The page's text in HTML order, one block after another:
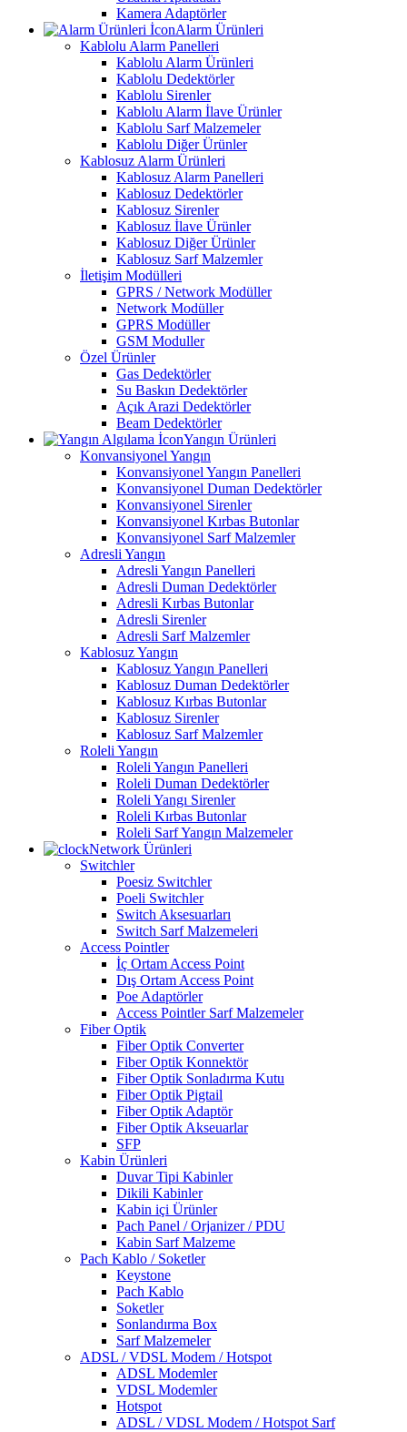
Kamera Adaptörler
Alarm Ürünleri
Kablolu Alarm Panelleri
Kablolu Alarm Ürünleri
Kablolu Dedektörler
Kablolu Sirenler
Kablolu Alarm İlave Ürünler
Kablolu Sarf Malzemeler
Kablolu Diğer Ürünler
Kablosuz Alarm Ürünleri
Kablosuz Alarm Panelleri
Kablosuz Dedektörler
Kablosuz Sirenler
Kablosuz İlave Ürünler
Kablosuz Diğer Ürünler
Kablosuz Sarf Malzemler
İletişim Modülleri
GPRS / Network Modüller
Network Modüller
GPRS Modüller
GSM Moduller
Özel Ürünler
Gas Dedektörler
Su Baskın Dedektörler
Açık Arazi Dedektörler
Beam Dedektörler
Yangın Ürünleri
Konvansiyonel Yangın
Konvansiyonel Yangın Panelleri
Konvansiyonel Duman Dedektörler
Konvansiyonel Sirenler
Konvansiyonel Kırbas Butonlar
Konvansiyonel Sarf Malzemler
Adresli Yangın
Adresli Yangın Panelleri
Adresli Duman Dedektörler
Adresli Kırbas Butonlar
Adresli Sirenler
Adresli Sarf Malzemler
Kablosuz Yangın
Kablosuz Yangın Panelleri
Kablosuz Duman Dedektörler
Kablosuz Kırbas Butonlar
Kablosuz Sirenler
Kablosuz Sarf Malzemler
Roleli Yangın
Roleli Yangın Panelleri
Roleli Duman Dedektörler
Roleli Yangı Sirenler
Roleli Kırbas Butonlar
Roleli Sarf Yangın Malzemeler
Network Ürünleri
Switchler
Poesiz Switchler
Poeli Switchler
Switch Aksesuarları
Switch Sarf Malzemeleri
Access Pointler
İç Ortam Access Point
Dış Ortam Access Point
Poe Adaptörler
Access Pointler Sarf Malzemeler
Fiber Optik
Fiber Optik Converter
Fiber Optik Konnektör
Fiber Optik Sonladırma Kutu
Fiber Optik Pigtail
Fiber Optik Adaptör
Fiber Optik Akseuarlar
SFP
Kabin Ürünleri
Duvar Tipi Kabinler
Dikili Kabinler
Kabin içi Ürünler
Pach Panel / Orjanizer / PDU
Kabin Sarf Malzeme
Pach Kablo / Soketler
Keystone
Pach Kablo
Soketler
Sonlandırma Box
Sarf Malzemeler
ADSL / VDSL Modem / Hotspot
ADSL Modemler
VDSL Modemler
Hotspot
ADSL / VDSL Modem / Hotspot Sarf